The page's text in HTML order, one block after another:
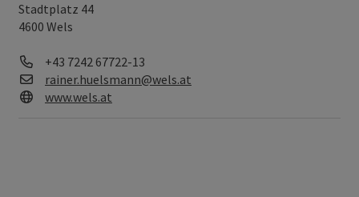
Stadtplatz 44
4600 Wels
Telefon
+43 7242 67722-13
E-Mail
rainer.huelsmann@wels.at
Web
www.wels.at